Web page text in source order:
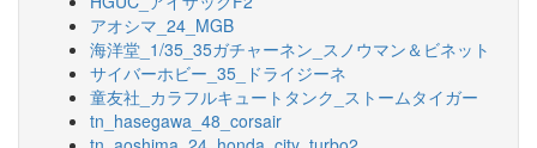
アオシマ_24_MGB
海洋堂_1/35_35ガチャーネン_スノウマン＆ビネット
サイバーホビー_35_ドライジーネ
童友社_カラフルキュートタンク_ストームタイガー
tn_hasegawa_48_corsair